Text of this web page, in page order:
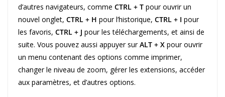
d’autres navigateurs, comme CTRL + T pour ouvrir un
nouvel onglet, CTRL + H pour l’historique, CTRL + I pour
les favoris, CTRL + J pour les téléchargements, et ainsi de
suite. Vous pouvez aussi appuyer surALT + X pour ouvrir
un menu contenant des options comme imprimer,
changer le niveau de zoom, gérer les extensions, accéder
aux paramètres, et d’autres options.